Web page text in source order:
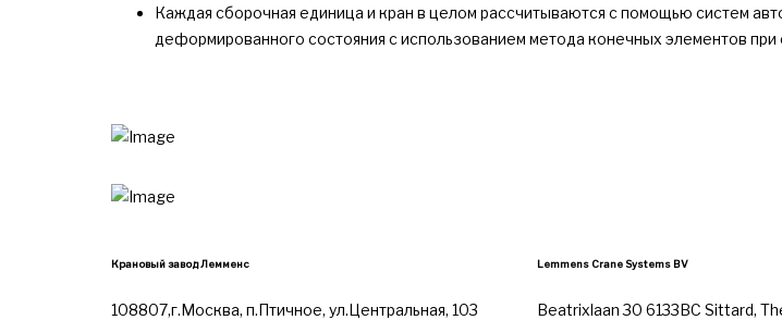
Каждая сборочная единица и кран в целом рассчитываются с помощью систем
деформированного состояния с использованием метода конечных элементов
Крановый завод Лемменс
108807,г.Москва, п.Птичное, ул.Центральная, 103
Lemmens Crane Systems BV
Beatrixlaan 30 6133BC Sittard,